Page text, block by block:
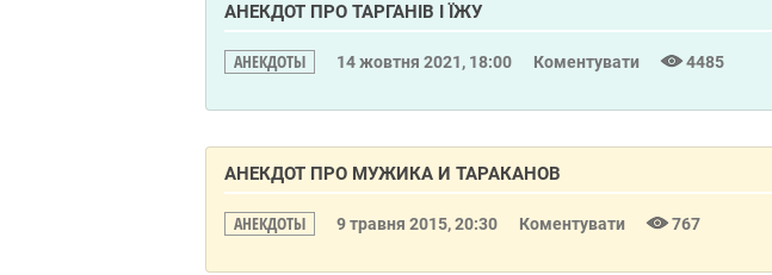
АНЕКДОТ ПРО ТАРГАНІВ І ЇЖУ
АНЕКДОТЫ 14 жовтня 2021, 18:00 Коментувати 4485
АНЕКДОТ ПРО МУЖИКА И ТАРАКАНОВ
АНЕКДОТЫ 9 травня 2015, 20:30 Коментувати 767